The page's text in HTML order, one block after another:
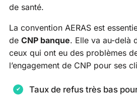
de santé.
La convention AERAS est
de CNP banque. Elle va au-delà
ceux qui ont eu des problèmes
l’engagement de CNP pour ses
Taux de refus très bas